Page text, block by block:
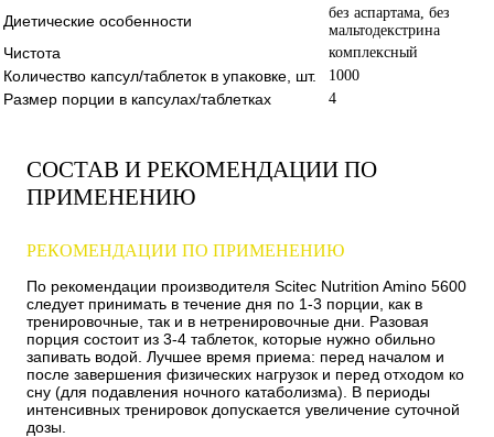
Диетические особенности
без аспартама, без
мальтодекстрина
Чистота комплексный
Количество капсул/таблеток в упаковке, шт. 1000
Размер порции в капсулах/таблетках 4
СОСТАВ И РЕКОМЕНДАЦИИ ПО
ПРИМЕНЕНИЮ
РЕКОМЕНДАЦИИ ПО ПРИМЕНЕНИЮ
По рекомендации производителя Scitec Nutrition Amino 5600
следует принимать в течение дня по 1-3 порции, как в
тренировочные, так и в нетренировочные дни. Разовая
порция состоит из 3-4 таблеток, которые нужно обильно
запивать водой. Лучшее время приема: перед началом и
после завершения физических нагрузок и перед отходом ко
сну (для подавления ночного катаболизма). В периоды
интенсивных тренировок допускается увеличение суточной
дозы.